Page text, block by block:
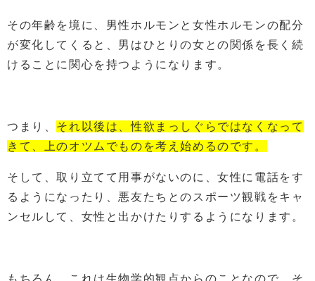
その年齢を境に、男性ホルモンと女性ホルモンの配分
が変化してくると、男はひとりの女との関係を長く続
けることに関心を持つようになります。
つまり、 それ以後は、性欲まっしぐらではなくなって
きて、上のオツムでものを考え始めるのです。
そして、取り立てて用事がないのに、女性に電話をす
るようになったり、悪友たちとのスポーツ観戦をキャ
ンセルして、女性と出かけたりするようになります。
もちろん、これは生物学的観点からのことなので、そ